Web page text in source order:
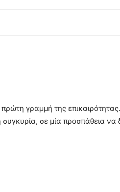
γραμμή της
συγκυρία, σε μία προσπάθεια